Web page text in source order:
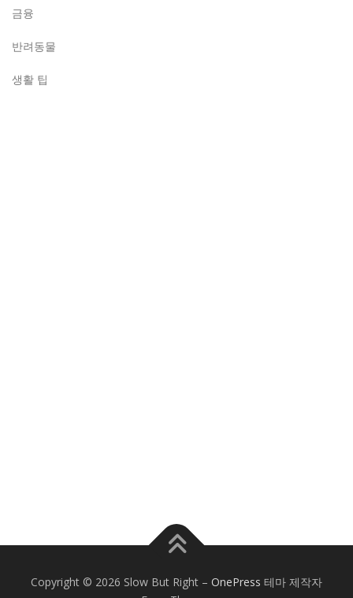
금융
반려동물
생활 팁
Copyright © 2026 Slow But Right – OnePress 테마 제작자